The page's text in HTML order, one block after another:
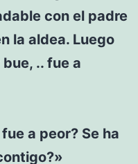
con el padre
la aldea. Luego
.. fue a
a peor? Se ha